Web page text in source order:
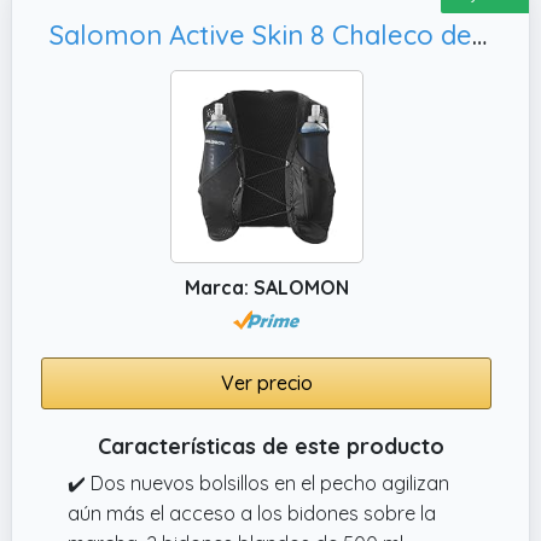
Salomon Active Skin 8 Chaleco de Hidratación Trail Running Senderismo Trail Running Senderismo MTB Unisexo con frascos de hidratación incluidos, S
Marca: SALOMON
Ver precio
Características de este producto
✔️ Dos nuevos bolsillos en el pecho agilizan
aún más el acceso a los bidones sobre la